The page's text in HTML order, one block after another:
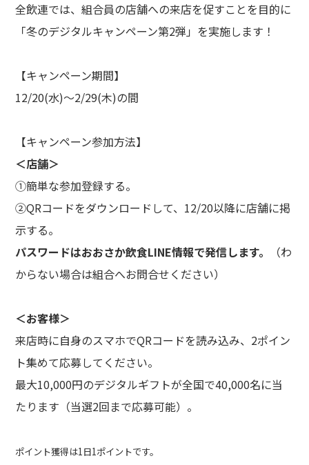
全飲連では、組合員の店舗への来店を促すことを目的に
「冬のデジタルキャンペーン第2弾」を実施します！
【キャンペーン期間】
12/20(水)～2/29(木)の間
【キャンペーン参加方法】
＜店舗＞
①簡単な参加登録する。
②QRコードをダウンロードして、12/20以降に店舗に掲
示する。
パスワードはおおさか飲食LINE情報で発信します。
（わ
からない場合は組合へお問合せください）
＜お客様＞
来店時に自身のスマホでQRコードを読み込み、2ポイン
ト集めて応募してください。
最大10,000円のデジタルギフトが全国で40,000名に当
たります（当選2回まで応募可能）。
ポイント獲得は1日1ポイントです。